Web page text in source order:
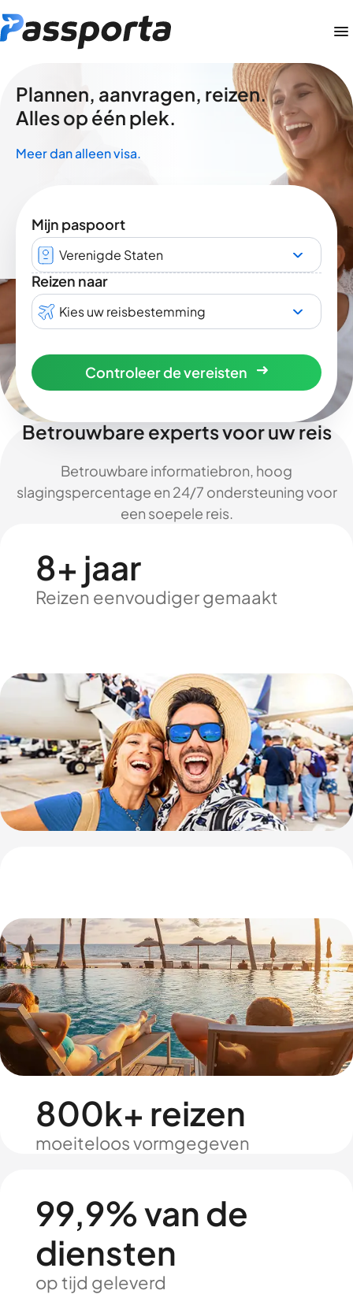
Plannen, aanvragen, reizen.
Alles op één plek.
Meer dan alleen visa.
Mijn paspoort
Verenigde Staten
Reizen naar
Kies uw reisbestemming
Controleer de vereisten
Betrouwbare experts voor uw reis
Betrouwbare informatiebron, hoog
slagingspercentage en 24/7 ondersteuning voor
een soepele reis.
8+ jaar
Reizen eenvoudiger gemaakt
800k+ reizen
moeiteloos vormgegeven
99,9% van de
diensten
op tijd geleverd